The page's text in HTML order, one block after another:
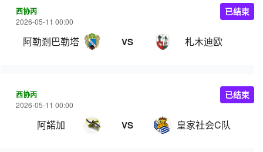
西协丙
2026-05-11 00:00
阿勒剎巴勒塔 VS 札木迪欧
已结束
西协丙
2026-05-11 00:00
阿諾加 VS 皇家社会C队
已结束